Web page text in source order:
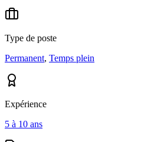
Type de poste
Permanent, Temps plein
Expérience
5 à 10 ans